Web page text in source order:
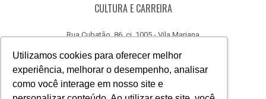
Utilizamos cookies para oferecer melhor
experiência, melhorar o desempenho, analisar
como você interage em nosso site e
CULTURA E CARREIRA
Rua Cubatão, 86, cj. 1005 - Vila Mariana
CÓDIGO DE ÉTICA